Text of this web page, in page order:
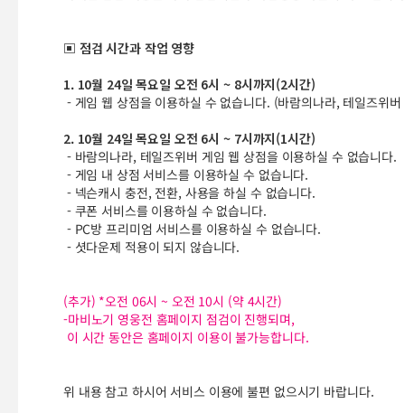
▣ 점검 시간과 작업 영향
1. 10월 24일 목요일 오전 6시 ~ 8시까지(2시간)
- 게임 웹 상점을 이용하실 수 없습니다. (바람의나라, 테일즈위버
2. 10월 24일 목요일 오전 6시 ~ 7시까지(1시간)
- 바람의나라, 테일즈위버 게임 웹 상점을 이용하실 수 없습니다.
- 게임 내 상점 서비스를 이용하실 수 없습니다.
- 넥슨캐시 충전, 전환, 사용을 하실 수 없습니다.
- 쿠폰 서비스를 이용하실 수 없습니다.
- PC방 프리미엄 서비스를 이용하실 수 없습니다.
- 셧다운제 적용이 되지 않습니다.
(추가) *오전 06시 ~ 오전 10시 (약 4시간)
-마비노기 영웅전 홈페이지 점검이 진행되며,
이 시간 동안은 홈페이지 이용이 불가능합니다.
위 내용 참고 하시어 서비스 이용에 불편 없으시기 바랍니다.